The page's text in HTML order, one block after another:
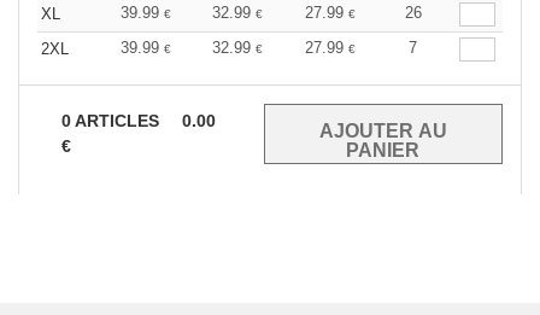
XL
39.99 € 32.99 € 27.99 €
26
2XL
39.99 € 32.99 € 27.99 € 7
0ARTICLES
0.00
€